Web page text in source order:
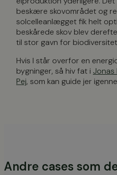
beskære skovområdet og
solcelleanlægget fik helt
beskårede skov blev
til stor gavn for
Hvis I står overfor en
bygninger, så hiv fat i Jonas
Pej, som kan guide jer
Andre cases som